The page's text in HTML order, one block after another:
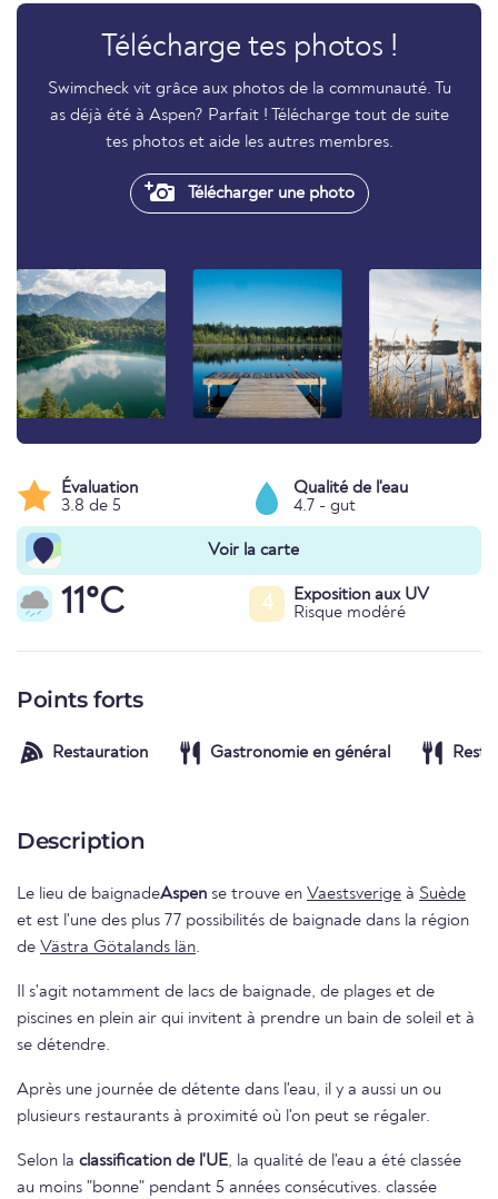
Télécharge tes photos !
Swimcheck vit grâce aux photos de la communauté. Tu
as déjà été à Aspen? Parfait ! Télécharge tout de suite
tes photos et aide les autres membres.
Télécharger une photo
Évaluation
3.8 de 5
Qualité de l'eau
4.7 - gut
Voir la carte
11°C 4
Exposition aux UV
Risque modéré
Points forts
Restauration Gastronomie en général
Description
Le lieu de baignadeAspen se trouve en Vaestsverige à Suède
et est l'une des plus 77 possibilités de baignade dans la région
de Västra Götalands län.
Il s'agit notamment de lacs de baignade, de plages et de
piscines en plein air qui invitent à prendre un bain de soleil et à
se détendre.
Après une journée de détente dans l'eau, il y a aussi un ou
plusieurs restaurants à proximité où l'on peut se régaler.
Selon la classification de l'UE, la qualité de l'eau a été classée
au moins "bonne" pendant 5 années consécutives. classée